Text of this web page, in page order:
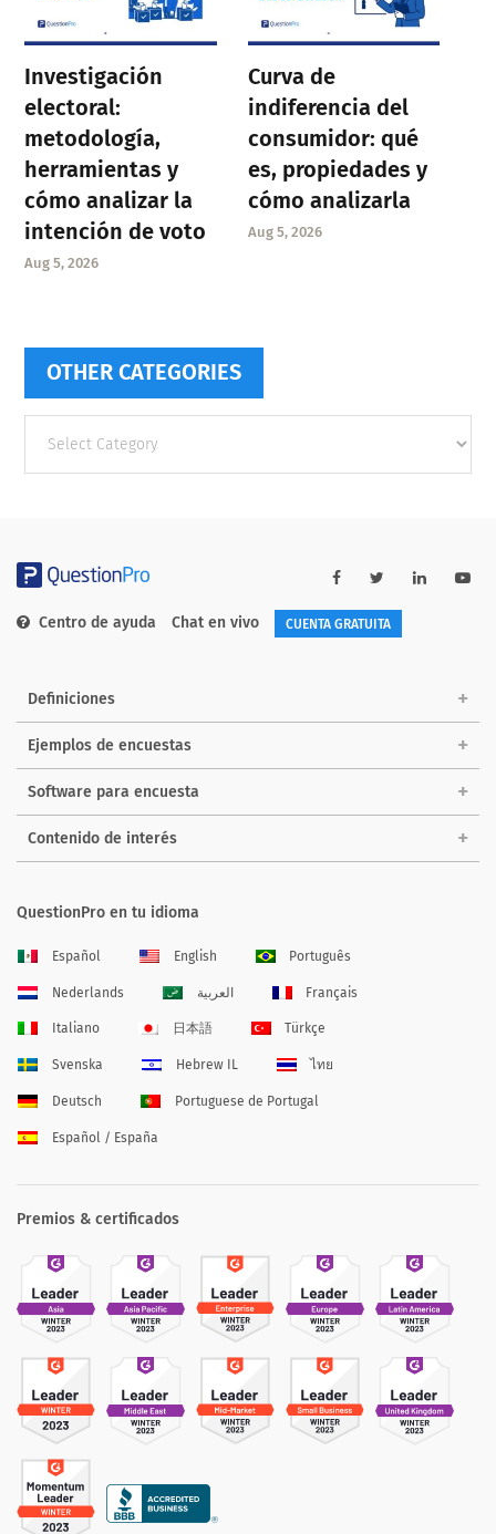
Investigación
electoral:
metodología,
herramientas y
cómo analizar la
intención de voto
Aug 5, 2026
Curva de
indiferencia del
consumidor: qué
es, propiedades y
cómo analizarla
Aug 5, 2026
OTHER CATEGORIES
categories
Centro de ayuda Chat en vivo CUENTA GRATUITA
Definiciones
Ejemplos de encuestas
Software para encuesta
Contenido de interés
QuestionPro en tu idioma
Español English Português
Nederlands العربية Français
Italiano 日本語 Türkçe
Svenska Hebrew IL ไทย
Deutsch Portuguese de Portugal
Español / España
Premios & certificados